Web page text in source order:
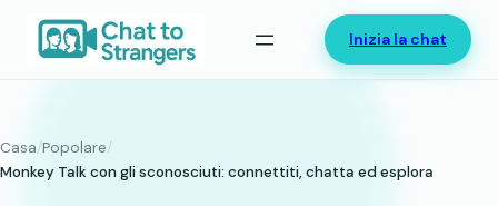
contenuto
Inizia la chat
Casa/Popolare/
Monkey Talk con gli sconosciuti: connettiti, chatta ed esplora